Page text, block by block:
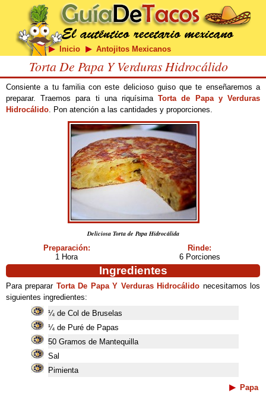
Inicio Antojitos Mexicanos
Torta De Papa Y Verduras Hidrocálido
Consiente a tu familia con este delicioso guiso que te enseñaremos a
preparar. Traemos para ti una riquísimaTorta de Papa y Verduras
Hidrocálido. Pon atención a las cantidades y proporciones.
Deliciosa Torta de Papa Hidrocálida
Preparación:
1 Hora
Rinde:
6 Porciones
Ingredientes
Para preparar Torta De Papa Y Verduras Hidrocálido necesitamos los
siguientes ingredientes:
¼ de Col de Bruselas
¼ de Puré de Papas
50 Gramos de Mantequilla
Sal
Pimienta
Papa